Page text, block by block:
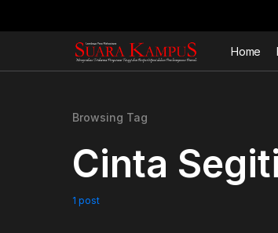
Home
Browsing Tag
Cinta
1 post